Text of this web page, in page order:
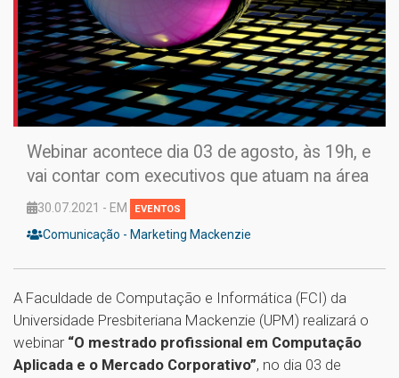
Webinar acontece dia 03 de agosto, às 19h, e
vai contar com executivos que atuam na área
30.07.2021 - EM EVENTOS
Comunicação - Marketing Mackenzie
A Faculdade de Computação e Informática (FCI) da
Universidade Presbiteriana Mackenzie (UPM) realizará o
webinar “O mestrado profissional em Computação
Aplicada e o Mercado Corporativo”, no dia 03 de